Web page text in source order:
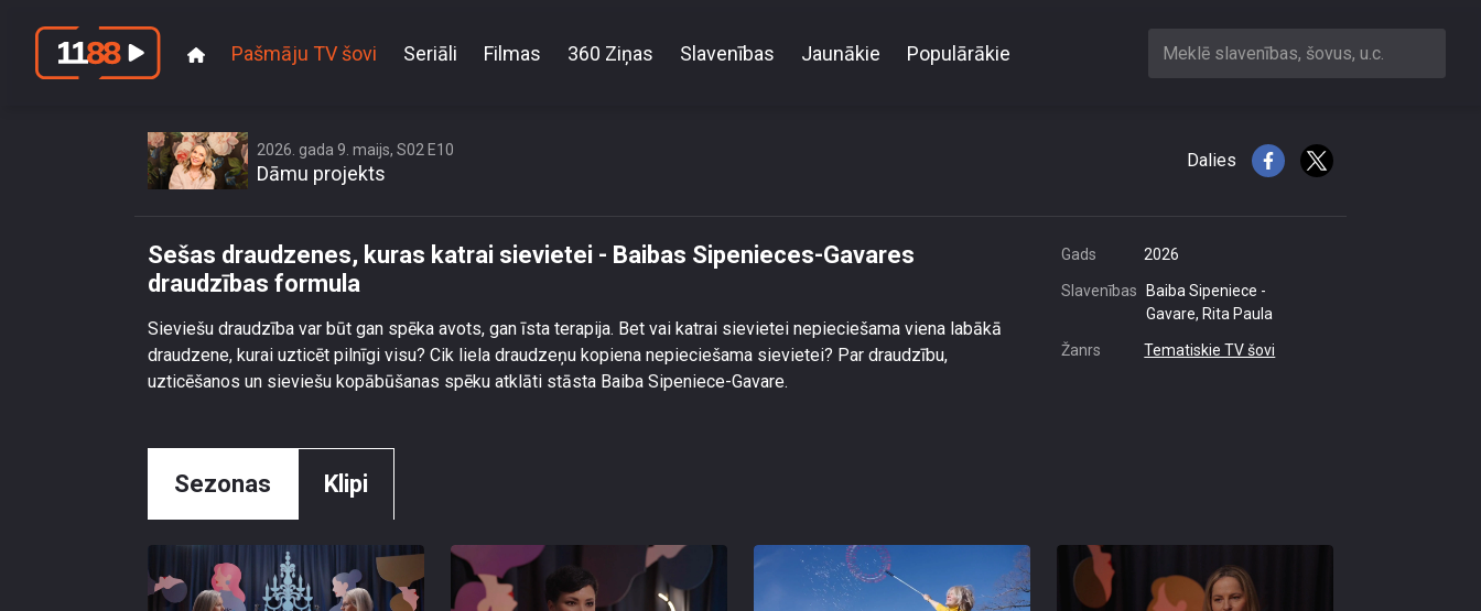
Pašmāju TV šovi Seriāli Filmas 360 Ziņas Slavenības Jaunākie Populārākie Meklē slavenības, šovus, u.c.
2026. gada 9. maijs, S02 E10
Dāmu projekts
Dalies
Sešas draudzenes, kuras katrai sievietei - Baibas Sipenieces-Gavares
draudzības formula
Sieviešu draudzība var būt gan spēka avots, gan īsta terapija. Bet vai katrai sievietei nepieciešama viena labākā
draudzene, kurai uzticēt pilnīgi visu? Cik liela draudzeņu kopiena nepieciešama sievietei? Par draudzību,
uzticēšanos un sieviešu kopābūšanas spēku atklāti stāsta Baiba Sipeniece-Gavare.
Gads 2026
Slavenības
Baiba Sipeniece -
Gavare, Rita Paula
Žanrs Tematiskie TV šovi
Sezonas Klipi